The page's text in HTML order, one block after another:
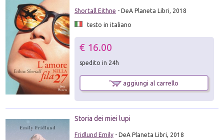
Shortall Eithne - DeA Planeta Libri, 2018
testo in italiano
€ 16.00
spedito in 24h
aggiungi al carrello
Storia dei miei lupi
Fridlund Emily- DeA Planeta Libri, 2018